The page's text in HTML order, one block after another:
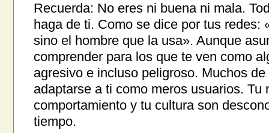
Recuerda: No eres ni buena ni mala.
haga de ti. Como se dice por tus redes:
sino el hombre que la usa». Aunque
comprender para los que te ven como
agresivo e incluso peligroso. Muchos
adaptarse a ti como meros usuarios.
comportamiento y tu cultura son
tiempo.